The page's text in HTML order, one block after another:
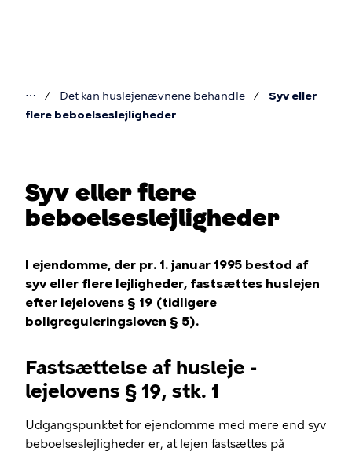
Du
⋯ Det kan huslejenævnene behandle
Syv eller
flere beboelseslejligheder
Syv eller flere
beboelseslejligheder
I ejendomme, der pr. 1. januar 1995 bestod af
syv eller flere lejligheder, fastsættes huslejen
efter lejelovens § 19 (tidligere
boligreguleringsloven § 5).
Fastsættelse af husleje -
lejelovens § 19, stk. 1
Udgangspunktet for ejendomme med mere end syv
beboelseslejligheder er, at lejen fastsættes på